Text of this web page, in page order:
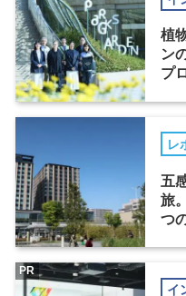
植
ン
プ
レ
五
旅
つ
イ
PR